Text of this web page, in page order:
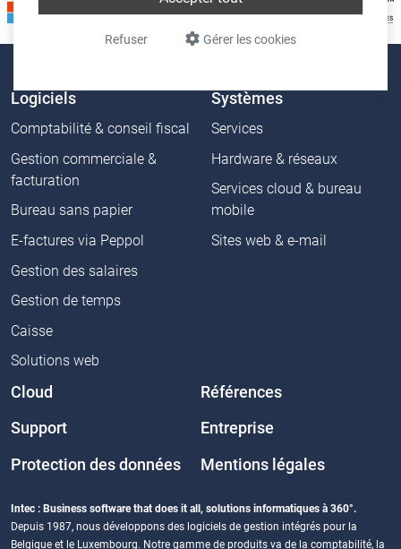
Gérer les cookies
Refuser
Logiciels
Comptabilité & conseil fiscal
Gestion commerciale &
facturation
Bureau sans papier
E-factures via Peppol
Gestion des salaires
Gestion de temps
Caisse
Solutions web
Systèmes
Services
Hardware & réseaux
Services cloud & bureau
mobile
Sites web & e-mail
Cloud Références
Support Entreprise
Protection des données Mentions légales
Intec : Business software that does it all, solutions informatiques à 360°.
Depuis 1987, nous développons des logiciels de gestion intégrés pour la
Belgique et le Luxembourg. Notre gamme de produits va de la comptabilité, la